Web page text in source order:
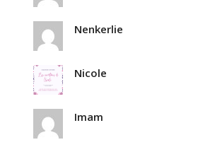
Nenkerlie
Nicole
Imam